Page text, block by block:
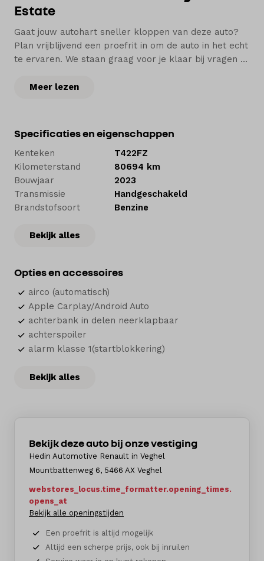
Estate
Gaat jouw autohart sneller kloppen van deze auto?
Plan vrijblijvend een proefrit in om de auto in het echt
te ervaren. We staan graag voor je klaar bij vragen of
zo’n 5.000 nieuwe en tweedehands auto’s. Voor jezelf
of je bedrijf. Om te kopen of te leasen. Wij
onderhouden je auto in onze werkplaatsen en
herstellen een schade als dat nodig is. En natuurlijk
helpen we je bij de financiering of verzekering.
Nederland.
Meer lezen
Specificaties en eigenschappen
Kenteken
T422FZ
Kilometerstand
80694 km
Bouwjaar
2023
Transmissie
Handgeschakeld
Brandstofsoort
Benzine
Bekijk alles
Opties en accessoires
airco (automatisch)
Apple Carplay/Android Auto
achterbank in delen neerklapbaar
achterspoiler
alarm klasse 1(startblokkering)
Bekijk alles
Bekijk deze auto bij onze vestiging
Hedin Automotive Renault in Veghel
Mountbattenweg 6, 5466 AX Veghel
webstores_locus.time_formatter.opening_times.
opens_at
Bekijk alle openingstijden
Een proefrit is altijd mogelijk
Altijd een scherpe prijs, ook bij inruilen